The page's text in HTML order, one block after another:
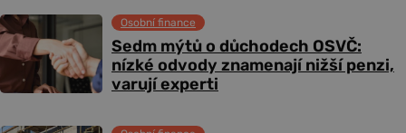
Sedm mýtů o důchodech OSVČ:
nízké odvody znamenají nižší penzi,
varují experti
Osobní finance